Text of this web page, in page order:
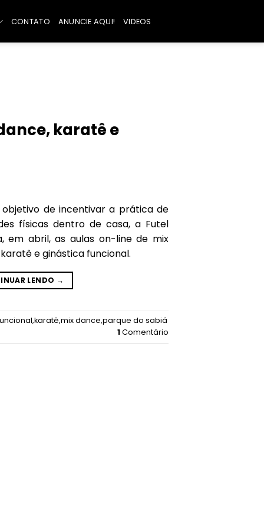
CONTATO ANUNCIE AQUI! VIDEOS
karatê e
de incentivar a prática de
físicas dentro de casa, a Futel
em abril, as aulas on-line de mix
e ginástica funcional.
LENDO →
,karatê,mix dance,parque do sabiá
1Comentário